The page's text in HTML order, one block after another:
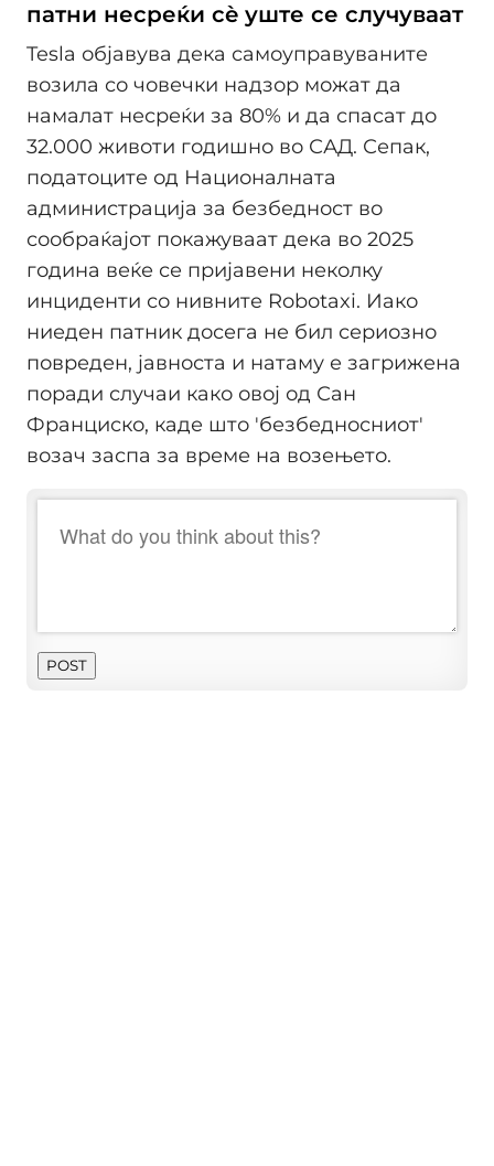
патни несреќи сè уште се случуваат
Tesla објавува дека самоуправуваните
возила со човечки надзор можат да
намалат несреќи за 80% и да спасат до
32.000 животи годишно во САД. Сепак,
податоците од Националната
администрација за безбедност во
сообраќајот покажуваат дека во 2025
година веќе се пријавени неколку
инциденти со нивните Robotaxi. Иако
ниеден патник досега не бил сериозно
повреден, јавноста и натаму е загрижена
поради случаи како овој од Сан
Франциско, каде што 'безбедносниот'
возач заспа за време на возењето.
POST